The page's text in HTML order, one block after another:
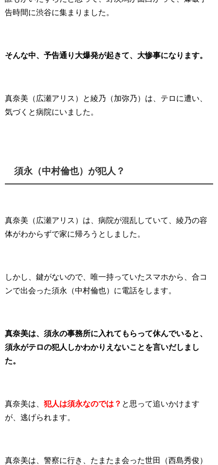
告時間に渋谷に集まりました。
そんな中、予告通り大爆発が起きて、大惨事になります。
真奈美（広瀬アリス）と綾乃（加弥乃）は、テロに遭い、
気づくと病院にいました。
須永（中村倫也）が犯人？
真奈美（広瀬アリス）は、病院が混乱していて、綾乃の容
体がわからずで家に帰ろうとしました。
しかし、鍵がないので、唯一持っていたスマホから、合コ
ンで出会った須永（中村倫也）に電話をします。
真奈美は、須永の事務所に入れてもらって休んでいると、
須永がテロの犯人しかわかりえないことを言いだしまし
た。
真奈美は、 犯人は須永なのでは？ と思って追いかけます
が、逃げられます。
真奈美は、警察に行き、たまたま会った世田（西島秀俊）